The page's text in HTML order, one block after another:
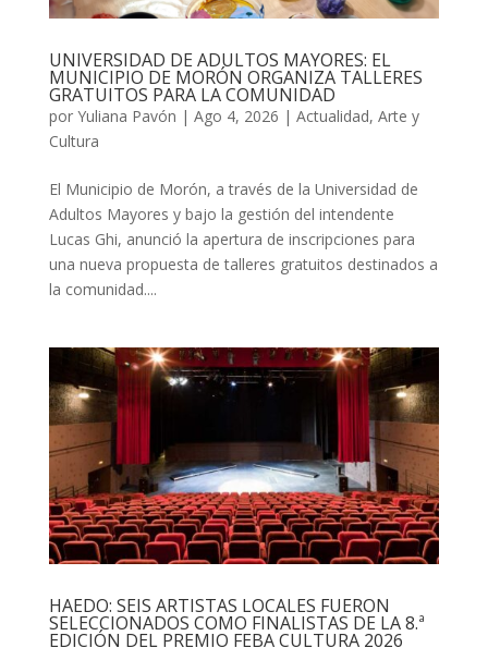
UNIVERSIDAD DE ADULTOS MAYORES: EL
MUNICIPIO DE MORÓN ORGANIZA TALLERES
GRATUITOS PARA LA COMUNIDAD
por Yuliana Pavón | Ago 4, 2026 | Actualidad, Arte y
Cultura
El Municipio de Morón, a través de la Universidad de
Adultos Mayores y bajo la gestión del intendente
Lucas Ghi, anunció la apertura de inscripciones para
una nueva propuesta de talleres gratuitos destinados a
la comunidad....
HAEDO: SEIS ARTISTAS LOCALES FUERON
SELECCIONADOS COMO FINALISTAS DE LA 8.ª
EDICIÓN DEL PREMIO FEBA CULTURA 2026